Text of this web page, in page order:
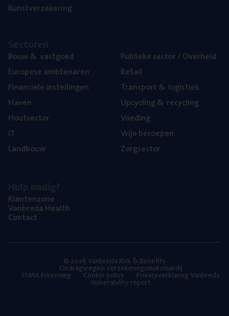
Kunst­ver­ze­ke­ring
Bouw& vastgoed
Euro­pe­se ambtenaren
Finan­ci­ë­le instellingen
Haven
Hout­sec­tor
IT
Land­bouw
Publie­ke sec­tor / Overheid
Retail
Trans­port& logistiek
Upcy­cling& recycling
Voe­ding
Vrije beroe­pen
Zorg­sec­tor
Klan­ten­zo­ne
Van­b­re­da Health
Con­tact
© 2026 Vanbreda Risk & Benefits
Gedragsregels verzekeringsmakelaardij
FSMA Erkenning Cookie policy Privacyverklaring Vanbreda
Vulnerability report